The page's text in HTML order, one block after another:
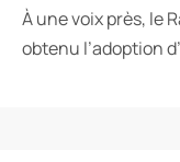
À une voix près, le
obtenu l’adoption